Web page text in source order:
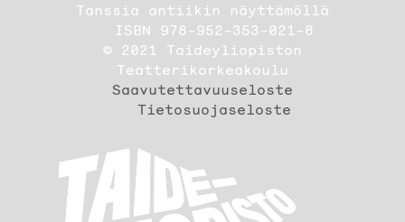
Tanssia antiikin näyttämöllä
ISBN 978-952-353-021-8
© 2021 Taideyliopiston
Teatterikorkeakoulu
Saavutettavuuseloste
Tietosuojaseloste